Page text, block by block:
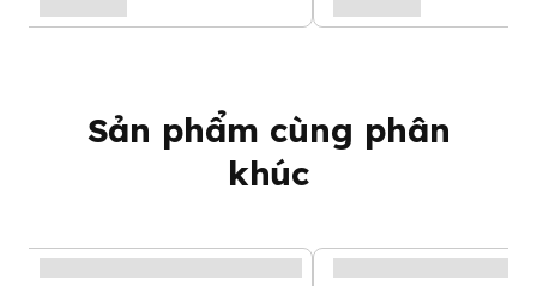
Sản phẩm cùng phân
khúc